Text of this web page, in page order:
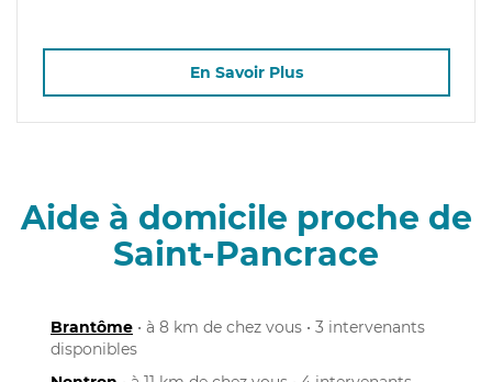
En Savoir Plus
Aide à domicile proche de
Saint-Pancrace
Brantôme • à 8 km de chez vous • 3 intervenants
disponibles